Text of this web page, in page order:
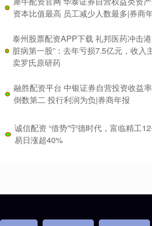
资本比值最高 员工减少人数最多|券商
泰州股票配资APP下载 礼邦医药冲击港
脏病第一股”：去年亏损7.5亿元，收入
卖罗氏原研药
融胜配资平台 中银证券自营投资收益
倒数第二 投行利润为负|券商年报
诚信配资 “借势”宁德时代，富临精工
易日涨超40%